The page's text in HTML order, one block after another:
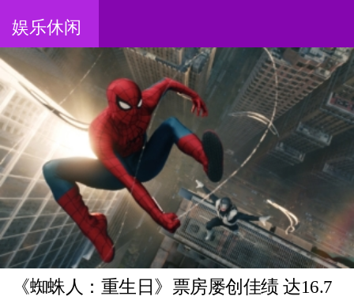
娱乐休闲
《蜘蛛人：重生日》票房屡创佳绩 达16.7